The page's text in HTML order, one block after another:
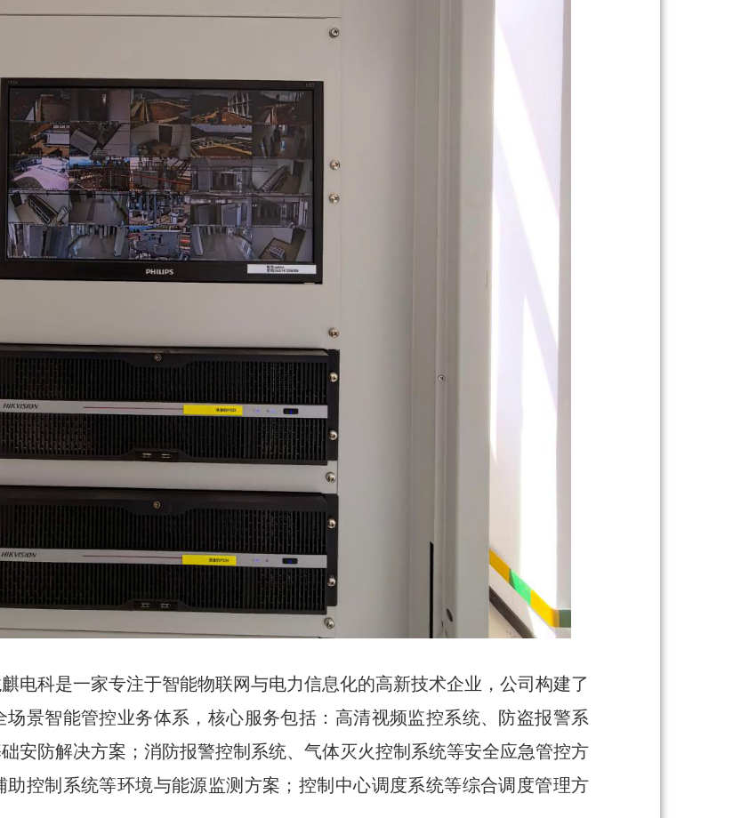
电科是一家专注于智能物联网与电力信息化的高新技术企业，公司构建了
景智能管控业务体系，核心服务包括：高清视频监控系统、防盗报警系
安防解决方案；消防报警控制系统、气体灭火控制系统等安全应急管控方
控制系统等环境与能源监测方案；控制中心调度系统等综合调度管理方